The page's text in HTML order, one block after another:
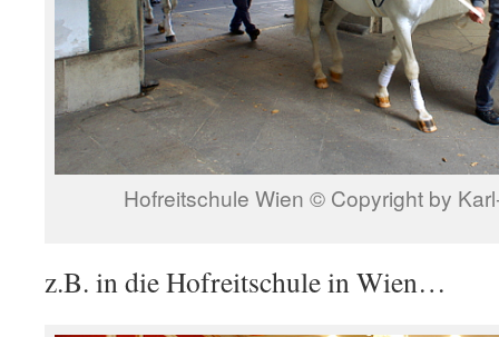
Hofreitschule Wien © Copyright by
z.B. in die Hofreitschule in Wien…